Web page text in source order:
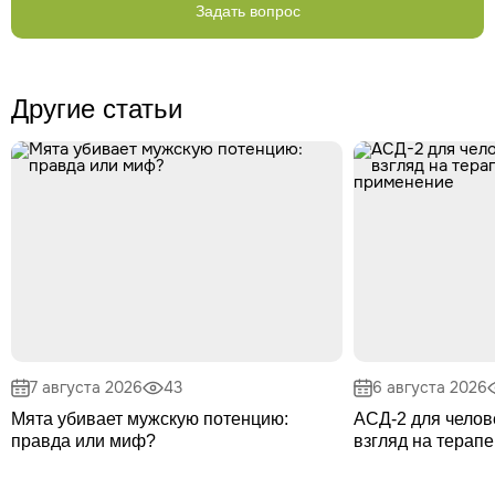
Задать вопрос
Другие статьи
7 августа 2026 43
Мята убивает мужскую потенцию:
правда или миф?
6 августа 2026
АСД-2 для
взгляд на